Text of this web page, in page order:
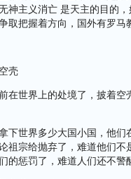
神主义消亡 是天主的目的
取把握着方向，国外有罗
壳
在世界上的处境了，披着
下世界多少大国小国，他
祖宗给抛弃了，难道他们
的惩罚了，难道人们还不